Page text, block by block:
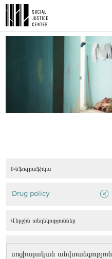
Ինֆոգրաֆիկա
սոցիալական անվտանգություն
Drug policy
Վերջին տեղեկություններ